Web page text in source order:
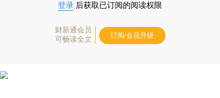
登录 后获取已订阅的阅读权限
财新通会员
可畅读全文
订阅/会员升级